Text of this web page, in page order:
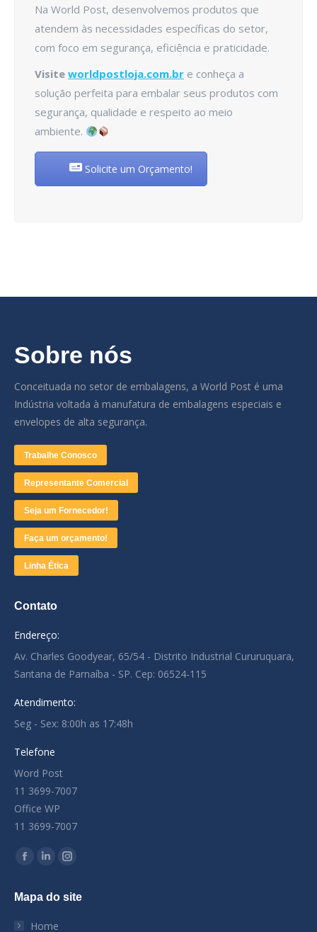
Na World Post, desenvolvemos produtos que
atendem às necessidades específicas do setor,
com foco em segurança, eficiência e praticidade.
Visite worldpostloja.com.br e conheça a
solução perfeita para embalar seus produtos com
segurança, qualidade e respeito ao meio
ambiente.
Solicite um Orçamento!
Sobre nós
Conceituada no setor de embalagens, a World Post é uma
Indústria voltada à manufatura de embalagens especiais e
envelopes de alta segurança.
Trabalhe Conosco
Representante Comercial
Seja um Fornecedor!
Faça um orçamento!
Linha Ética
Contato
Endereço:
Av. Charles Goodyear, 65/54 - Distrito Industrial Cururuquara,
Santana de Parnaíba - SP. Cep: 06524-115
Atendimento:
Seg - Sex: 8:00h as 17:48h
Telefone
Word Post
11 3699-7007
Office WP
11 3699-7007
Encontre-nos em:
Facebook
opens
Linkedin
opens
Instagram
opens
Mapa do site
Home